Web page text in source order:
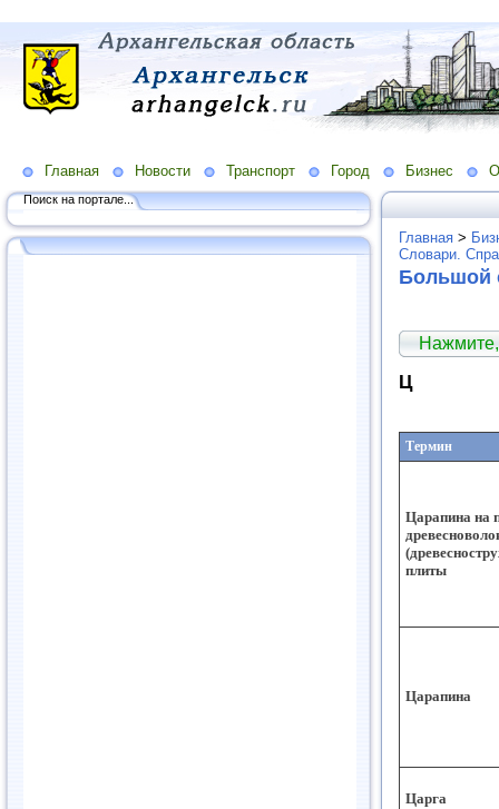
Главная Новости Транспорт Город Бизнес
Поиск на портале...
Главная >
Словари.
Большой
Ц
Термин
Царапина на
плиты
Царапина
Царга